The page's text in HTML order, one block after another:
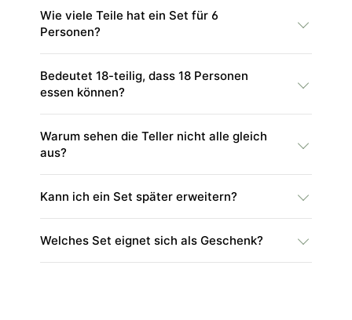
Wie viele Teile hat ein Set für 6
Personen?
Bedeutet 18-teilig, dass 18 Personen
essen können?
Warum sehen die Teller nicht alle gleich
aus?
Kann ich ein Set später erweitern?
Welches Set eignet sich als Geschenk?